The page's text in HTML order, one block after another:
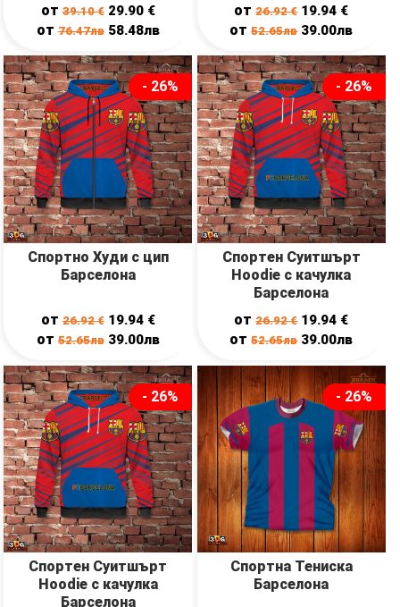
от39.10€ 29.90 €
от76.47лв 58.48лв
от26.92€ 19.94 €
от52.65лв 39.00лв
- 26%
Спортно Худи с цип
Барселона
от26.92€ 19.94 €
от52.65лв 39.00лв
- 26%
Спортен Суитшърт
Hoodie с качулка
Барселона
от26.92€ 19.94 €
от52.65лв 39.00лв
- 26%
Спортен Суитшърт
Hoodie с качулка
Барселона
- 26%
Спортна Тениска
Барселона